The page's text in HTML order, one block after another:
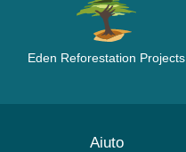
Eden Reforestation Projects
Aiuto